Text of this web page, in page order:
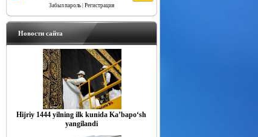
Забыл пароль| Регистрация
Новости сайта
Hijriy 1444 yilning ilk kunida Ka’bapo‘sh
yangilandi